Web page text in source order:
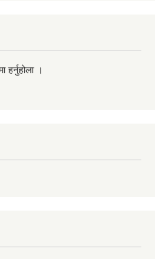
हर्नुहोला ।